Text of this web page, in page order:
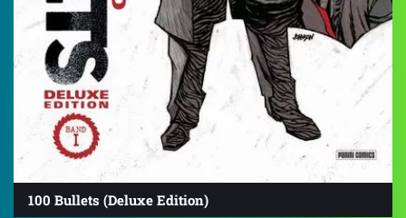
100 Bullets (Deluxe Edition)